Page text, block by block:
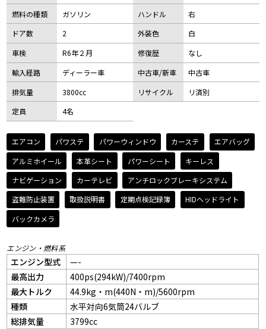
燃料の種類
ガソリン ハンドル
右
ドア数
2 外装色
白
車検
R6年２月 修復歴
なし
輸入経路
ディーラー車 中古車/新車
中古車
排気量
3800cc リサイクル
リ済別
定員
4名
エアコン パワステ パワーウィンドウ カーステ
エアバッグ
アルミホイール
本革シート パワーシート
キーレス
ナビゲーション
カーテレビ
アンチロックブレーキシステム
盗難防止装置
取扱説明書 定期点検記録簿
HIDヘッドライト
バックカメラ
エンジン・燃料系
エンジン型式
—-
最高出力
400ps(294kW)/7400rpm
最大トルク
44.9kg・m(440N・m)/5600rpm
種類
水平対向6気筒24バルブ
総排気量
3799cc